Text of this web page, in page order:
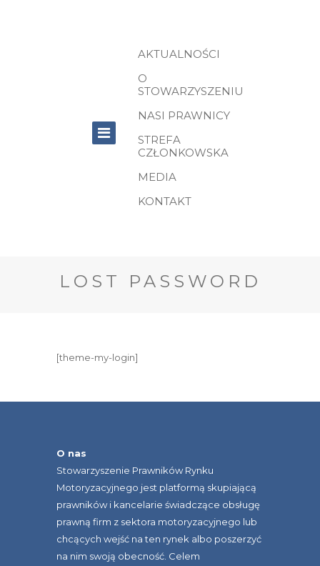
AKTUALNOŚCI
O
STOWARZYSZENIU
NASI PRAWNICY
STREFA
CZŁONKOWSKA
MEDIA
KONTAKT
LOST PASSWORD
[theme-my-login]
O nas
Stowarzyszenie Prawników Rynku
Motoryzacyjnego jest platformą skupiającą
prawników i kancelarie świadczące obsługę
prawną firm z sektora motoryzacyjnego lub
chcących wejść na ten rynek albo poszerzyć
na nim swoją obecność. Celem